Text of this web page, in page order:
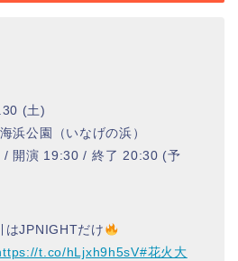
(土)
浜公園（いなげの浜）
/ 開演 19:30 / 終了 20:30 (予
はJPNIGHTだけ
t.co/hLjxh9h5sV#花火大